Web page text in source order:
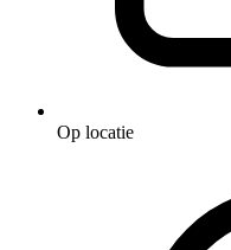
Op locatie